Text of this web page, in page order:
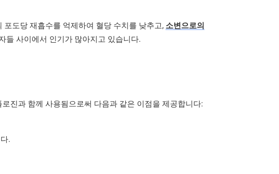
포도당 재흡수를 억제하여 혈당 수치를 낮추고, 소변으로의
들 사이에서 인기가 많아지고 있습니다.
진과 함께 사용됨으로써 다음과 같은 이점을 제공합니다:
.